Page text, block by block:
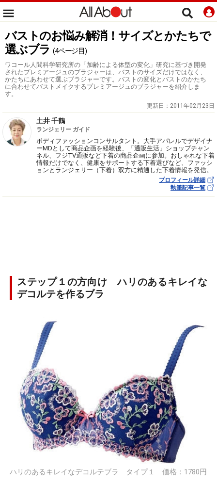
バストのお悩み解消！サイズとかたちで
選ぶブラ (4ページ目)
ワコール人間科学研究所の「加齢による体型の変化」研究に基づき開発
されたプレミアージュのブラジャーは、バストのサイズだけではなく、
かたちにあわせて選ぶブラジャーです。バストの変化とバストのかたち
に合わせてバストメイクするプレミアージュのブラジャーを紹介しま
す。
更新日： 2011年02月23日
土井 千鶴
ランジェリー ガイド
ボディファッションコンサルタント。大手アパレルでデザイナ
ーMDとして商品企画を経験後、「通販生活」ショップチャン
ネル、フジTV通販など下着の商品企画に参加。おしゃれな下着
情報だけでなく、健康をサポートする下着選びなど、ファッシ
ョンとランジェリー（下着）双方に精通した下着情報を発信。
プロフィール詳細
執筆記事一覧
ステップ１の方向け ハリのあるキレイな
デコルテを作るブラ
ハリのあるキレイなデコルテブラ タイプ１ 価格：1780円